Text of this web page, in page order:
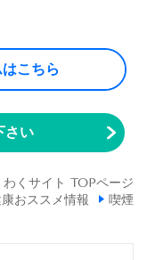
こちら
さい
わくサイト TOPページ
おススメ情報
喫煙